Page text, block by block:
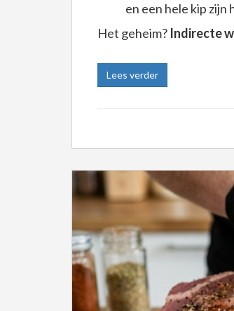
en een hele kip
Het geheim? Indirecte
Lees verder